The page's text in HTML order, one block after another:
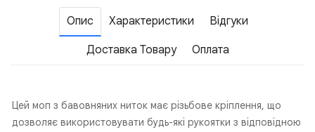
Опис Характеристики Відгуки
Доставка Товару Оплата
Цей моп з бавовняних ниток має різьбове кріплення, що
дозволяє використовувати будь-які рукоятки з відповідною